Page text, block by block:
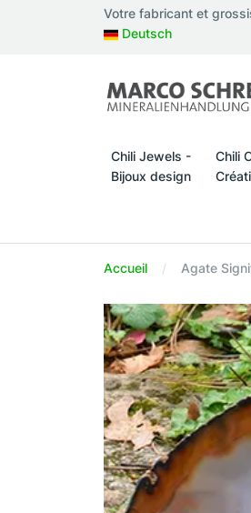
Votre fabricant et
Deutsch
Chili Jewels -
Bijoux design
Chili
Accueil Agate